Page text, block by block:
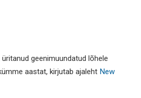
geenimuundatud lõhele
aastat, kirjutab ajaleht New